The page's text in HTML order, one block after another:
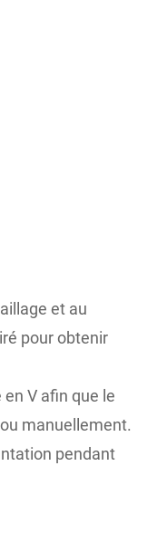
et au
pour obtenir
V afin que le
manuellement.
pendant